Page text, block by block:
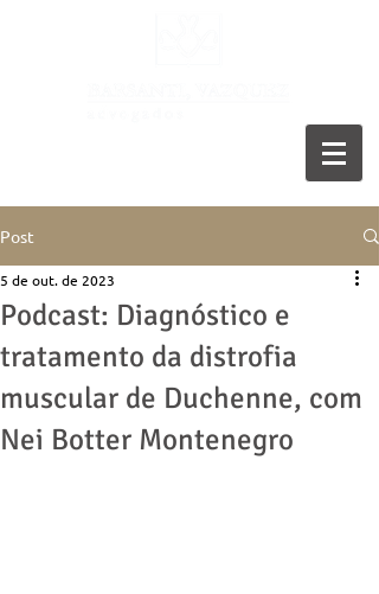
Post
Podcast: Diagnóstico e
tratamento da distrofia
muscular de Duchenne, com
Nei Botter Montenegro
5 de out. de 2023